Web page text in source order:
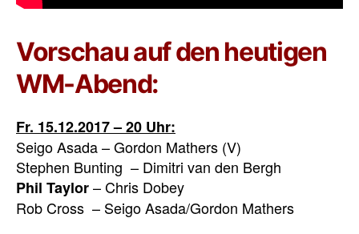
Vorschau auf den heutigen
WM-Abend:
Fr. 15.12.2017 – 20 Uhr:
Seigo Asada – Gordon Mathers (V)
Stephen Bunting – Dimitri van den Bergh
Phil Taylor– Chris Dobey
Rob Cross – Seigo Asada/Gordon Mathers